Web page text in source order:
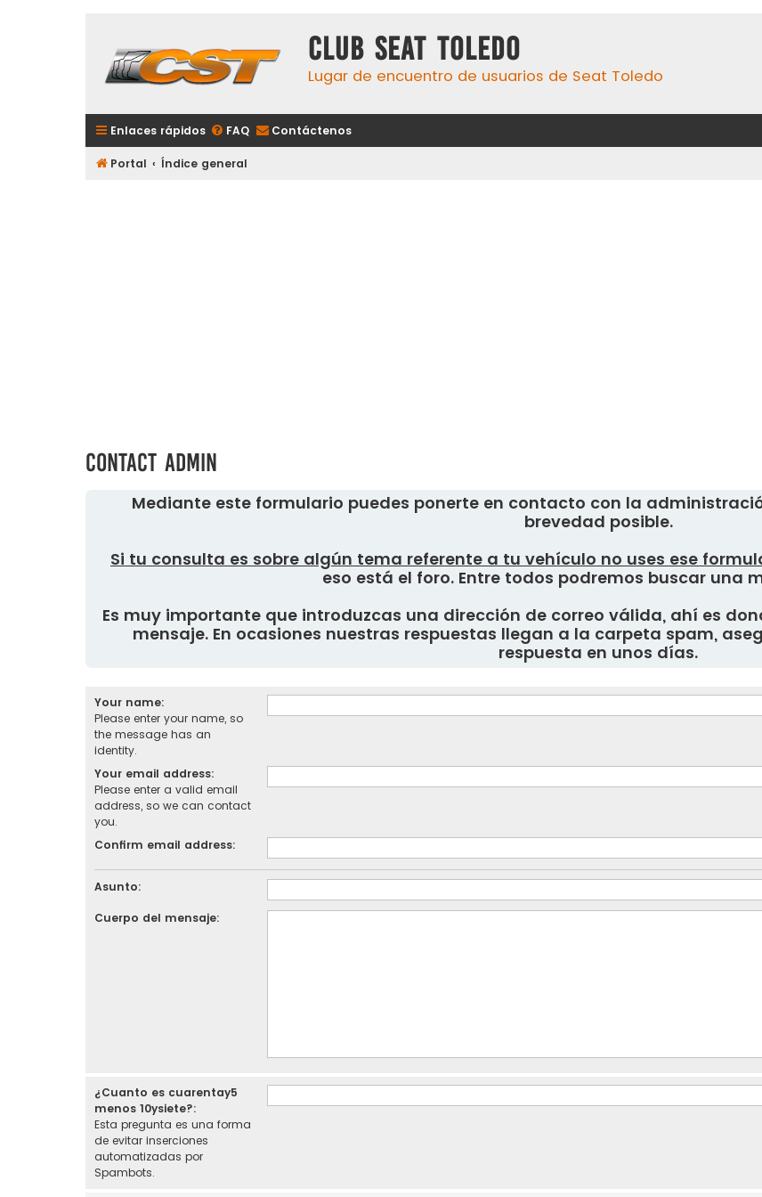
Club Seat Toledo
Lugar de encuentro de usuarios de Seat Toledo
Enlaces rápidos FAQ Contáctenos
Portal Índice general
Contact Admin
Mediante este formulario puedes ponerte en contacto con la
brevedad posible.
Si tu consulta es sobre algún tema referente a tu vehículo no uses ese
eso está el foro. Entre todos podremos buscar una
Es muy importante que introduzcas una dirección de correo válida, ahí es
mensaje. En ocasiones nuestras respuestas llegan a la carpeta spam,
respuesta en unos días.
Your name:
Please enter your name, so
the message has an
identity.
Your email address:
Please enter a valid email
address, so we can contact
you.
Confirm email address:
Asunto:
Cuerpo del mensaje:
¿Cuanto es cuarentay5
menos 10ysiete?:
Esta pregunta es una forma
de evitar inserciones
automatizadas por
Spambots.